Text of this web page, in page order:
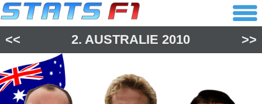
<< 2.AUSTRALIE 2010 >>